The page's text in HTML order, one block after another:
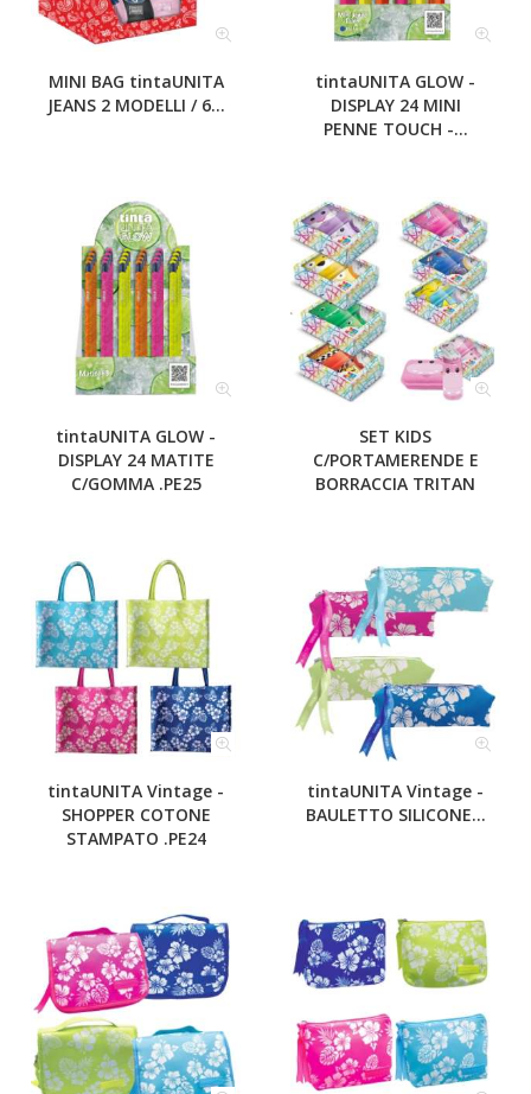
MINI BAG tintaUNITA
JEANS 2 MODELLI / 6...
tintaUNITA GLOW -
DISPLAY 24 MINI
PENNE TOUCH -...
tintaUNITA GLOW -
DISPLAY 24 MATITE
C/GOMMA .PE25
SET KIDS
C/PORTAMERENDE E
BORRACCIA TRITAN
tintaUNITA Vintage -
SHOPPER COTONE
STAMPATO .PE24
tintaUNITA Vintage -
BAULETTO SILICONE...